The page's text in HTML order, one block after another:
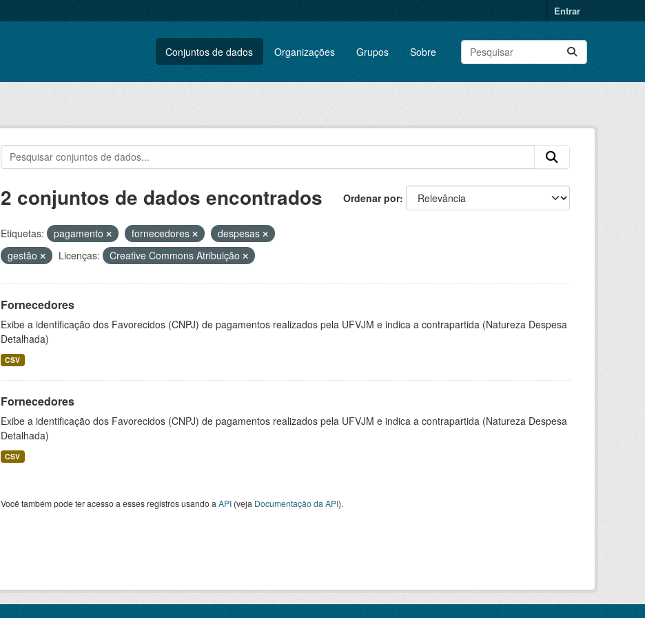
Entrar
Conjuntos de dados Organizações Grupos Sobre
Ordenar por
2 conjuntos de dados encontrados
Etiquetas: pagamento fornecedores
despesas
gestão
Licenças: Creative Commons Atribuição
Fornecedores
Exibe a identificação dos Favorecidos (CNPJ) de pagamentos realizados pela UFVJM e indica a contrapartida (Natureza Despesa
Detalhada)
CSV
Fornecedores
Exibe a identificação dos Favorecidos (CNPJ) de pagamentos realizados pela UFVJM e indica a contrapartida (Natureza Despesa
Detalhada)
CSV
Você também pode ter acesso a esses registros usando a API(veja Documentação da API).